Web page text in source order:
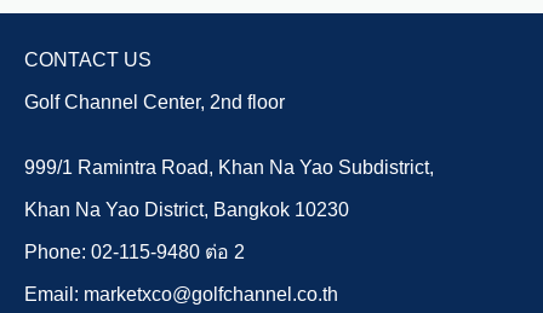
CONTACT US
Golf Channel Center, 2nd floor
999/1 Ramintra Road, Khan Na Yao Subdistrict,
Khan Na Yao District, Bangkok 10230
Phone: 02-115-9480 ต่อ 2
Email: marketxco@golfchannel.co.th